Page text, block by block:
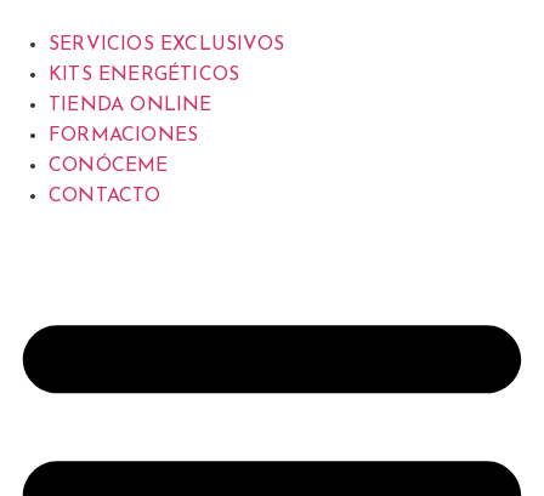
SERVICIOS EXCLUSIVOS
KITS ENERGÉTICOS
TIENDA ONLINE
FORMACIONES
CONÓCEME
CONTACTO